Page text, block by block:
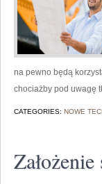
na pewno będą
chociażby pod uwagę
CATEGORIES: NOWE